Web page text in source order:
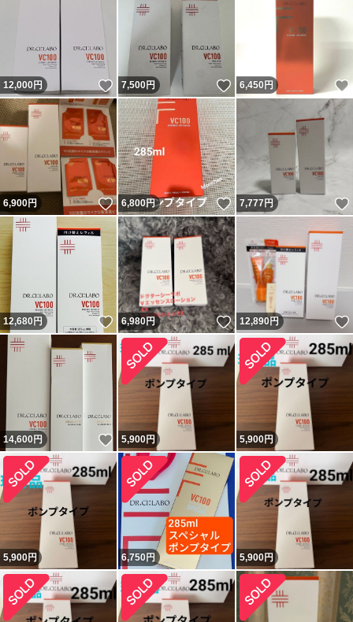
12,000円 いいね！
7,500円 いいね！
6,450 円
6,900円 いいね！
6,800円 いいね！
7,777円
12,680円 いいね！
6,980円 いいね！
12,890円
14,600円 いいね！
5,900円 5,900円
5,900円 6,750円 5,900円